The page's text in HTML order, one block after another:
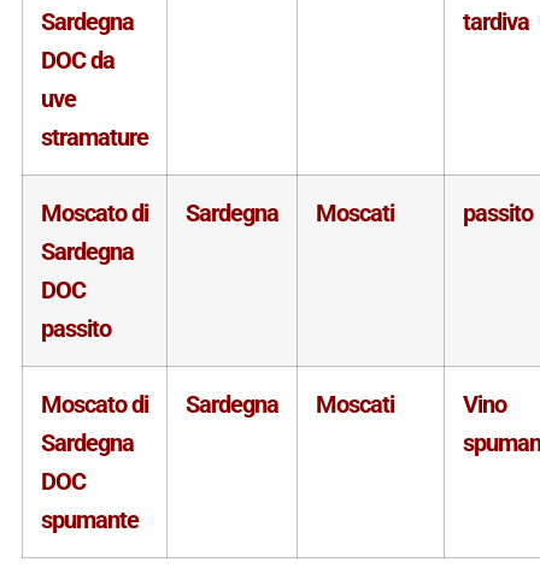
Sardegna
DOC da
uve
stramature
tardiva
Moscato di
Sardegna
DOC
passito
Sardegna Moscati passito
Moscato di
Sardegna
DOC
spumante
Sardegna Moscati
Vino